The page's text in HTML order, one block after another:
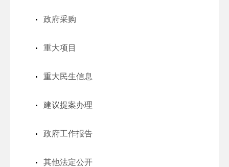
政府采购
重大项目
重大民生信息
建议提案办理
政府工作报告
其他法定公开